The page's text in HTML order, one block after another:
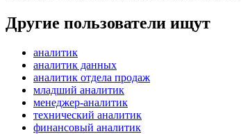
Другие пользователи ищут
аналитик
аналитик данных
аналитик отдела продаж
младший аналитик
менеджер-аналитик
технический аналитик
финансовый аналитик